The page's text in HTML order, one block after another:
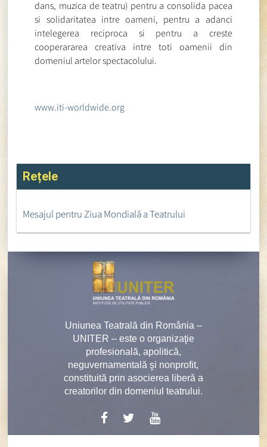
dans, muzica de teatru) pentru a consolida pacea
si solidaritatea intre oameni, pentru a adanci
intelegerea reciproca si pentru a creste
cooperararea creativa intre toti oamenii din
domeniul artelor spectacolului.
www.iti-worldwide.org
Rețele
Mesajul pentru Ziua Mondială a Teatrului
Uniunea Teatrală din România –
UNITER – este o organizaţie
profesională, apolitică,
neguvernamentală şi nonprofit,
constituită prin asocierea liberă a
creatorilor din domeniul teatrului.